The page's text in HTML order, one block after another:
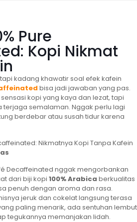
Pure
Kopi Nikmat
kadang khawatir soal efek kafein
bisa jadi jawaban yang pas.
kopi yang kaya dan lezat, tapi
terjaga semalaman. Nggak perlu lagi
berdebar atau susah tidur karena
Decaffeinated nggak mengorbankan
dari biji kopi 100% Arabica berkualitas
penuh dengan aroma dan rasa.
jeruk dan cokelat langsung terasa
paling menarik, ada sentuhan lembut
tegukannya memanjakan lidah.